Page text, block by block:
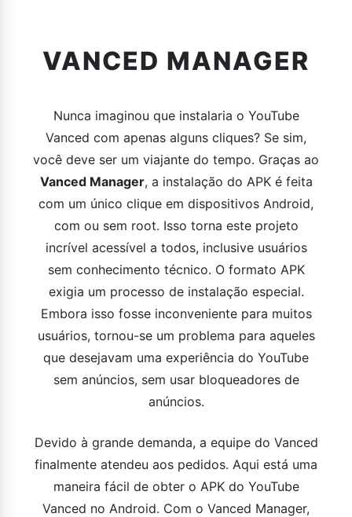
VANCED MANAGER
Nunca imaginou que instalaria o YouTube
Vanced com apenas alguns cliques? Se sim,
você deve ser um viajante do tempo. Graças ao
Vanced Manager, a instalação do APK é feita
com um único clique em dispositivos Android,
com ou sem root. Isso torna este projeto
incrível acessível a todos, inclusive usuários
sem conhecimento técnico. O formato APK
exigia um processo de instalação especial.
Embora isso fosse inconveniente para muitos
usuários, tornou-se um problema para aqueles
que desejavam uma experiência do YouTube
sem anúncios, sem usar bloqueadores de
anúncios.
Devido à grande demanda, a equipe do Vanced
finalmente atendeu aos pedidos. Aqui está uma
maneira fácil de obter o APK do YouTube
Vanced no Android. Com o Vanced Manager,